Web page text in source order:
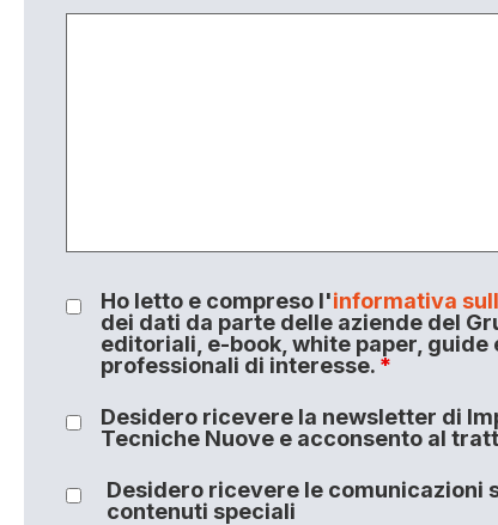
Ho letto e compreso l'informativa
dei dati da parte delle aziende del
editoriali, e-book, white paper,
professionali di interesse. *
Desidero ricevere la newsletter di
Tecniche Nuove e acconsento al
Desidero ricevere le
contenuti speciali